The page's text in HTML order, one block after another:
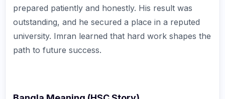
prepared patiently and honestly. His result was
outstanding, and he secured a place in a reputed
university. Imran learned that hard work shapes the
path to future success.